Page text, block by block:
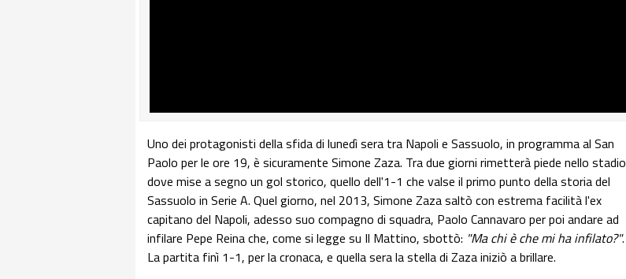
Uno dei protagonisti della sfida di lunedì sera tra Napoli e Sassuolo, in programma al San
Paolo per le ore 19, è sicuramente Simone Zaza. Tra due giorni rimetterà piede nello stadio
dove mise a segno un gol storico, quello dell'1-1 che valse il primo punto della storia del
Sassuolo in Serie A. Quel giorno, nel 2013, Simone Zaza saltò con estrema facilità l'ex
capitano del Napoli, adesso suo compagno di squadra, Paolo Cannavaro per poi andare ad
infilare Pepe Reina che, come si legge su Il Mattino, sbottò: "Ma chi è che mi ha infilato?".
La partita finì 1-1, per la cronaca, e quella sera la stella di Zaza iniziò a brillare.